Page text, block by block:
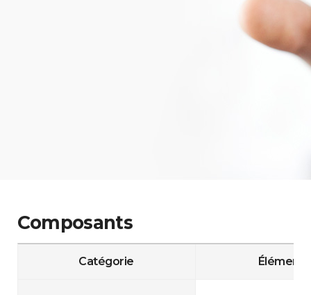
Composants
Catégorie Éléments